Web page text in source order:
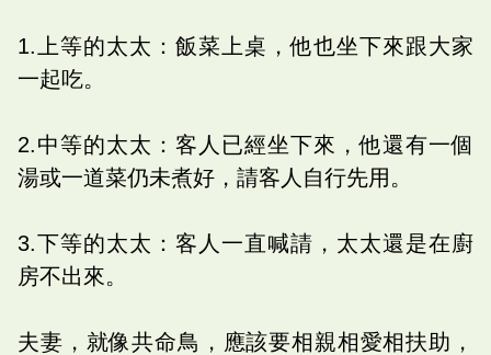
1.上等的太太：飯菜上桌，他也坐下來跟大家
一起吃。
2.中等的太太：客人已經坐下來，他還有一個
湯或一道菜仍未煮好，請客人自行先用。
3.下等的太太：客人一直喊請，太太還是在廚
房不出來。
夫妻，就像共命鳥，應該要相親相愛相扶助，